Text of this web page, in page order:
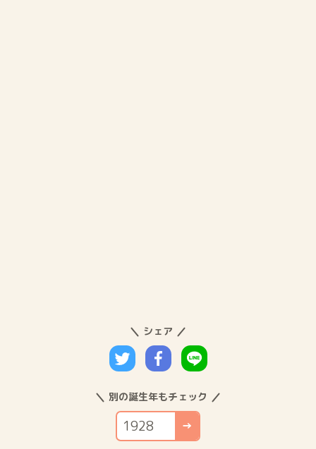
シェア
別の誕生年もチェック
→